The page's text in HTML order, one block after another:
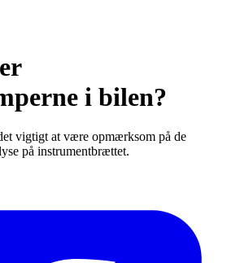
i bilen?
vigtigt at være opmærksom på de
på instrumentbrættet.